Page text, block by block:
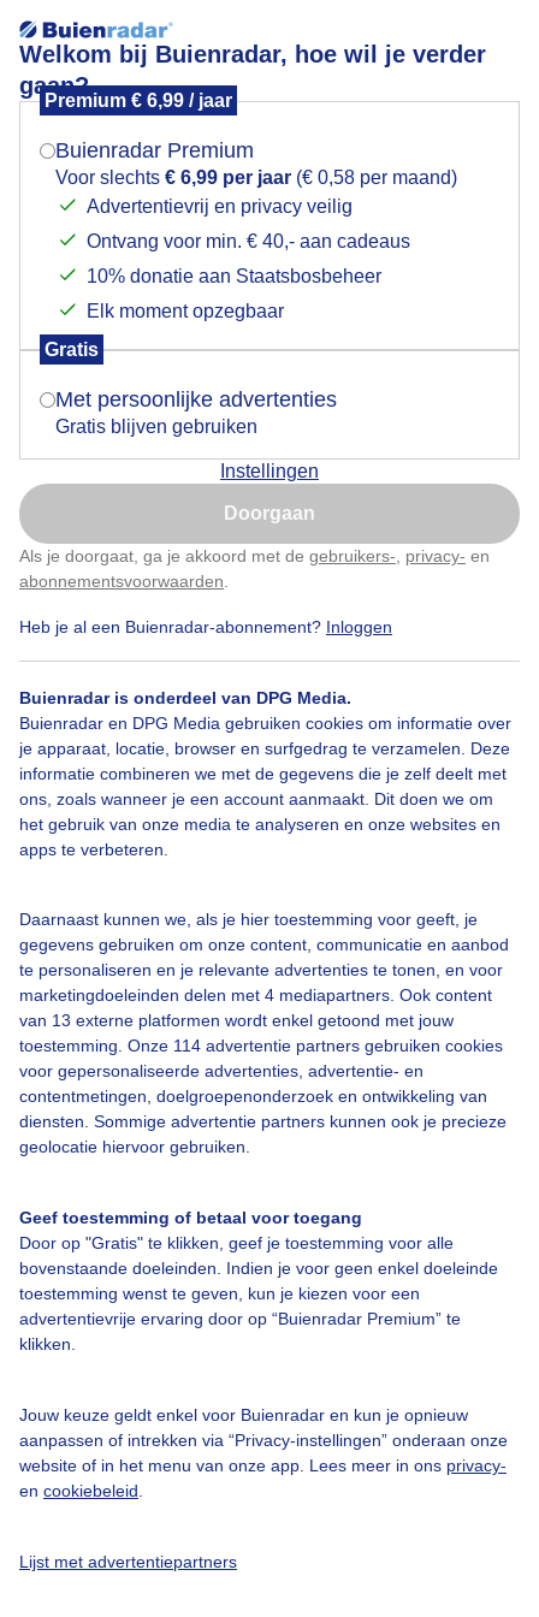
Welkom bij Buienradar, hoe wil je verder
gaan?
Premium € 6,99 / jaar
Buienradar Premium
Voor slechts € 6,99 per jaar (€ 0,58 per maand)
Advertentievrij en privacy veilig
Ontvang voor min. € 40,- aan cadeaus
10% donatie aan Staatsbosbeheer
Elk moment opzegbaar
Gratis
Met persoonlijke advertenties
Gratis blijven gebruiken
Instellingen
Doorgaan
Als je doorgaat, ga je akkoord met de gebruikers- privacy- en
abonnementsvoorwaarden
Heb je al een Buienradar-abonnement? Inloggen
Buienradar is onderdeel van DPG Media.
Buienradar en DPG Media gebruiken cookies om informatie over
je apparaat, locatie, browser en surfgedrag te verzamelen. Deze
informatie combineren we met de gegevens die je zelf deelt met
ons, zoals wanneer je een account aanmaakt. Dit doen we om
het gebruik van onze media te analyseren en onze websites en
apps te verbeteren.
Daarnaast kunnen we, als je hier toestemming voor geeft, je
gegevens gebruiken om onze content, communicatie en aanbod
te personaliseren en je relevante advertenties te tonen, en voor
marketingdoeleinden delen met 4 mediapartners. Ook content
van 13 externe platformen wordt enkel getoond met jouw
toestemming. Onze 114 advertentie partners gebruiken cookies
voor gepersonaliseerde advertenties, advertentie- en
contentmetingen, doelgroepenonderzoek en ontwikkeling van
diensten. Sommige advertentie partners kunnen ook je precieze
geolocatie hiervoor gebruiken.
Geef toestemming of betaal voor toegang
Door op "Gratis" te klikken, geef je toestemming voor alle
bovenstaande doeleinden. Indien je voor geen enkel doeleinde
toestemming wenst te geven, kun je kiezen voor een
advertentievrije ervaring door op “Buienradar Premium” te
klikken.
Jouw keuze geldt enkel voor Buienradar en kun je opnieuw
aanpassen of intrekken via “Privacy-instellingen” onderaan onze
website of in het menu van onze app. Lees meer in ons privacy-
en cookiebeleid
Lijst met advertentiepartners
Mistig in Uithuizermeeden
Door: Martin Postmus Gemaakt: 20-12-2025, 85x bekeken
Mist Winter Regen
Bekijk slideshow
Over Buienradar
Bedrijfsgegevens
Contact
Toegankelijkheid
Gebruikersvoorwaarden
Adverteren
Privacy beleid
Cookie beleid
Mogen we je locatie gebruiken voor het
Indien je hier nog geen akkoord op hebt gegeven,
verschijnt er zo een pop-up uit je browser waarin
Is goed, toon de popup
Nu niet, misschien later
Klik hierom dit aan te passen